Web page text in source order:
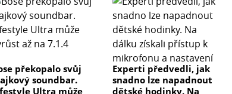
překopalo svůj
soundbar.
Ultra může
Experti předvedli, jak
snadno lze napadnout
dětské hodinky. Na